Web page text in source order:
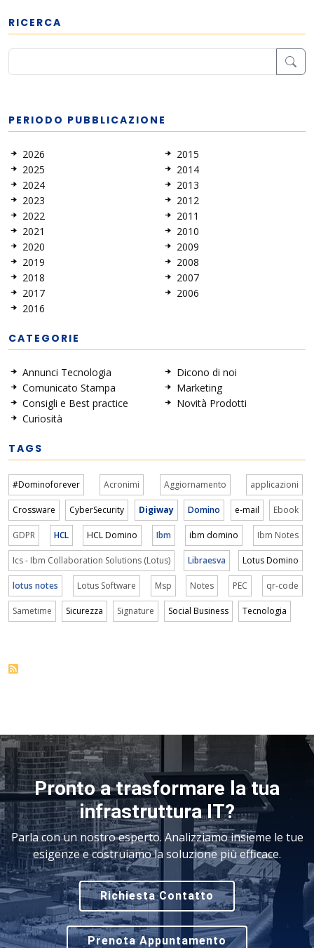
RICERCA
PERIODO PUBBLICAZIONE
2026
2025
2024
2023
2022
2021
2020
2019
2018
2017
2016
2015
2014
2013
2012
2011
2010
2009
2008
2007
2006
CATEGORIE
Annunci Tecnologia
Comunicato Stampa
Consigli e Best practice
Curiosità
Dicono di noi
Marketing
Novità Prodotti
TAGS
#Dominoforever Acronimi Aggiornamento applicazioni
Crossware CyberSecurity Digiway Domino e-mail Ebook
GDPR HCL HCL Domino Ibm ibm domino Ibm Notes
Ics - Ibm Collaboration Solutions (Lotus) Libraesva Lotus Domino
lotus notes Lotus Software Msp Notes PEC qr-code
Sametime Sicurezza Signature Social Business Tecnologia
Pronto a trasformare la tua
infrastruttura IT?
Parla con un nostro esperto. Analizziamo insieme le tue
esigenze e costruiamo la soluzione più efficace.
Richiesta Contatto
Prenota Appuntamento